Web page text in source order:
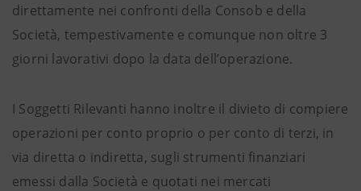
direttamente nei confronti della Consob e della
Società, tempestivamente e comunque non oltre 3
giorni lavorativi dopo la data dell’operazione.
I Soggetti Rilevanti hanno inoltre il divieto di compiere
operazioni per conto proprio o per conto di terzi, in
via diretta o indiretta, sugli strumenti finanziari
emessi dalla Società e quotati nei mercati